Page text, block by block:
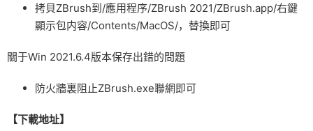
拷貝ZBrush到/應用程序/ZBrush 2021/ZBrush.app/右鍵
顯示包内容/Contents/MacOS/，替換即可
關于Win 2021.6.4版本保存出錯的問題
防火牆裏阻止ZBrush.exe聯網即可
【下載地址】